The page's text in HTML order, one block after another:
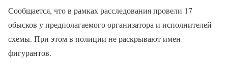
Сообщается, что в рамках расследования провели 17
обысков у предполагаемого организатора и исполнителей
схемы. При этом в полиции не раскрывают имен
фигурантов.